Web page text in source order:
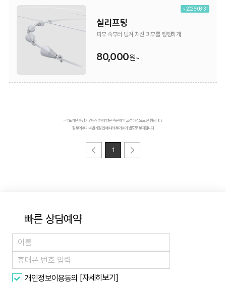
실리프팅
피부 속부터 당겨 처진 피부를 팽팽하게
~ 2026-08-31
80,000원~
· 각 표기된 해당 기간 동안까지 방문 혹은 예약 고객 대상으로 진행됩니다.
· 정부의 부가세법 개정안에 따라 부가세가 별도로 부과됩니다.
1
빠른 상담예약
개인정보이용동의 [자세히보기]